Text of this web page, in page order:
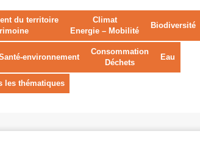
du territoire
Climat
Energie – Mobilité
Biodiversité
environnement
Consommation
Déchets
Eau
les thématiques